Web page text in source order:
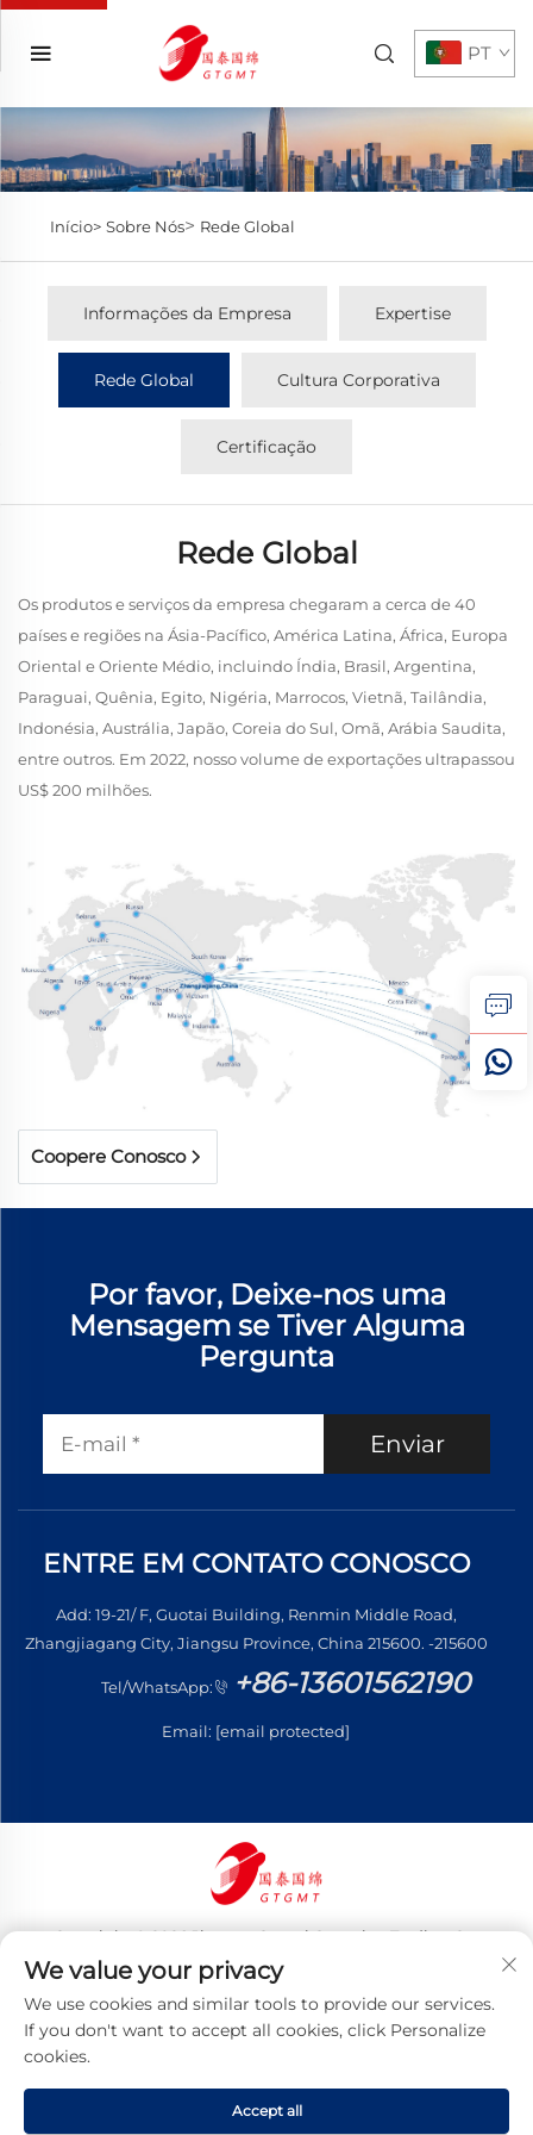
PT
Início> Sobre Nós> Rede Global
Informações da Empresa Expertise
Rede Global Cultura Corporativa
Certificação
Rede Global
Os produtos e serviços da empresa chegaram a cerca de 40
países e regiões na Ásia-Pacífico, América Latina, África, Europa
Oriental e Oriente Médio, incluindo Índia, Brasil, Argentina,
Paraguai, Quênia, Egito, Nigéria, Marrocos, Vietnã, Tailândia,
Indonésia, Austrália, Japão, Coreia do Sul, Omã, Arábia Saudita,
entre outros. Em 2022, nosso volume de exportações ultrapassou
US$ 200 milhões.
Coopere Conosco
Por favor, Deixe-nos uma
Mensagem se Tiver Alguma
Pergunta
Enviar
ENTRE EM CONTATO CONOSCO
Add: 19-21/ F, Guotai Building, Renmin Middle Road,
Zhangjiagang City, Jiangsu Province, China 215600. -215600
Tel/WhatsApp: +86-13601562190
Email: [email protected]
Copyright © 2026 Jiangsu Guotai Guomian Trading Co.,
Ltd. Todos os direitos reservados
Política de Privacidade
We value your privacy
We use cookies and similar tools to provide our services.
If you don't want to accept all cookies, click Personalize
cookies.
Accept all